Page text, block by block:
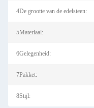
4De grootte van de edelsteen:
5Materiaal:
6Gelegenheid:
7Pakket:
8Stijl: